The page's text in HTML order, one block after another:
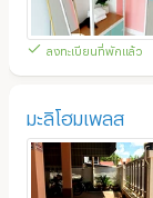
ลงทะเบียนที่พักแล้ว
มะลิโฮมเพลส